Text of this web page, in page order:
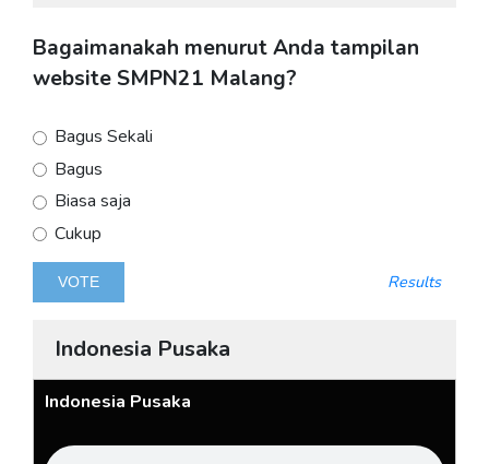
Bagaimanakah menurut Anda tampilan
website SMPN21 Malang?
Bagus Sekali
Bagus
Biasa saja
Cukup
Results
Indonesia Pusaka
Indonesia Pusaka